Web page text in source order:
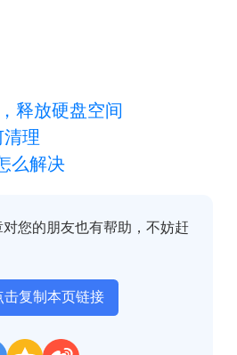
释放硬盘空间
理
么解决
您的朋友也有帮助，不妨赶
击复制本页链接